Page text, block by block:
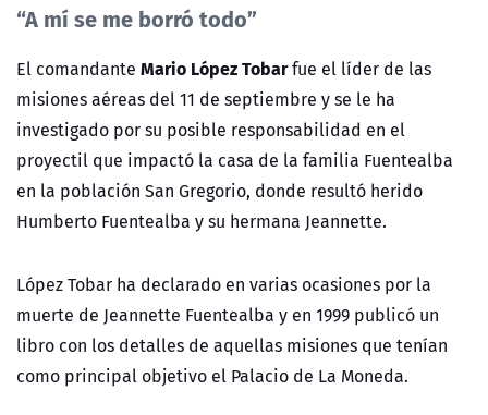
“A mí se me borró todo”
El comandante Mario López Tobarfue el líder de las
misiones aéreas del 11 de septiembre y se le ha
investigado por su posible responsabilidad en el
proyectil que impactó la casa de la familia Fuentealba
en la población San Gregorio, donde resultó herido
Humberto Fuentealba y su hermana Jeannette.
López Tobar ha declarado en varias ocasiones por la
muerte de Jeannette Fuentealba y en 1999 publicó un
libro con los detalles de aquellas misiones que tenían
como principal objetivo el Palacio de La Moneda.